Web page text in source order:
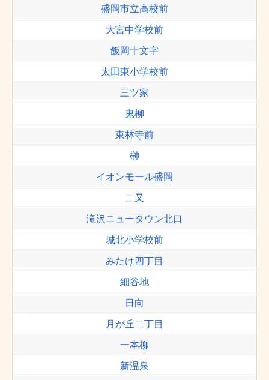
盛岡市立高校前
大宮中学校前
飯岡十文字
太田東小学校前
三ツ家
鬼柳
東林寺前
榊
イオンモール盛岡
二又
滝沢ニュータウン北口
城北小学校前
みたけ四丁目
細谷地
日向
月が丘二丁目
一本柳
新温泉